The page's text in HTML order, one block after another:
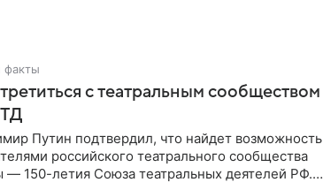
факты
с театральным сообществом
Путин подтвердил, что найдет возможность
российского театрального сообщества
— 150-летия Союза театральных деятелей РФ.